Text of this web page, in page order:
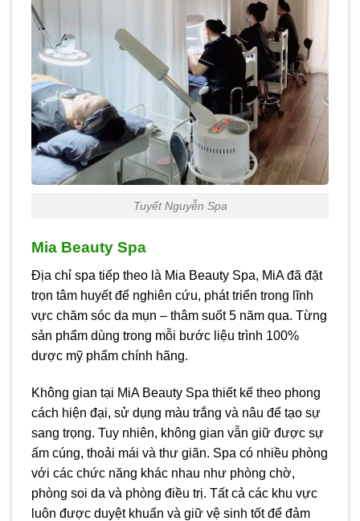
Tuyết Nguyễn Spa
Mia Beauty Spa
Địa chỉ spa tiếp theo là Mia Beauty Spa, MiA đã đặt
trọn tâm huyết để nghiên cứu, phát triển trong lĩnh
vực chăm sóc da mụn – thâm suốt 5 năm qua. Từng
sản phẩm dùng trong mỗi bước liệu trình 100%
dược mỹ phẩm chính hãng.
Không gian tại MiA Beauty Spa thiết kế theo phong
cách hiện đại, sử dụng màu trắng và nâu để tạo sự
sang trọng. Tuy nhiên, không gian vẫn giữ được sự
ấm cúng, thoải mái và thư giãn. Spa có nhiều phòng
với các chức năng khác nhau như phòng chờ,
phòng soi da và phòng điều trị. Tất cả các khu vực
luôn được duyệt khuẩn và giữ vệ sinh tốt để đảm